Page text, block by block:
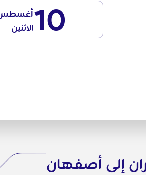
10الاثنين
إلى أصفهان